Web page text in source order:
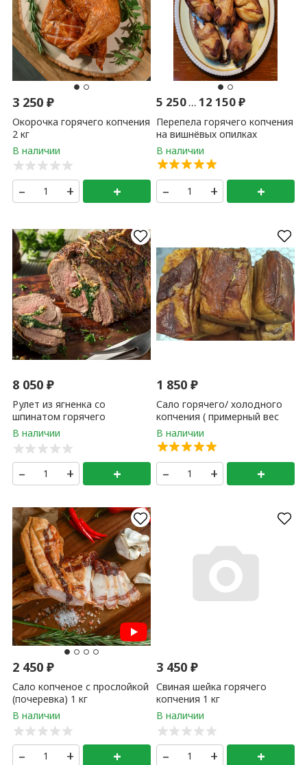
3 250₽
Окорочка горячего копчения
2 кг
– + +
5 250...12 150₽
Перепела горячего копчения
на вишнёвых опилках
– + +
8 050₽
Рулет из ягненка со
шпинатом горячего
копчения 1 кг
– + +
1 850₽
Сало горячего/ холодного
копчения ( примерный вес
продукта 1-2 кг ) 1 кг
– + +
2 450₽
Сало копченое с прослойкой
(почеревка) 1 кг
– + +
3 450₽
Свиная шейка горячего
копчения 1 кг
– + +